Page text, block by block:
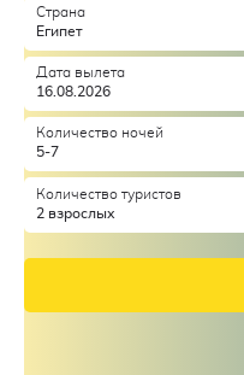
Страна
Египет
Дата вылета
16.08.2026
Количество ночей
5-7
Количество туристов
2 взрослых